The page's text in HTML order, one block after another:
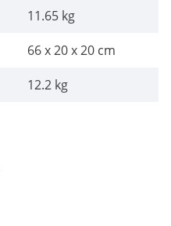
11.65 kg
66 x 20 x 20 cm
12.2 kg